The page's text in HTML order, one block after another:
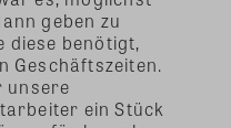
geben zu
diese benötigt,
Geschäftszeiten.
unsere
ein Stück